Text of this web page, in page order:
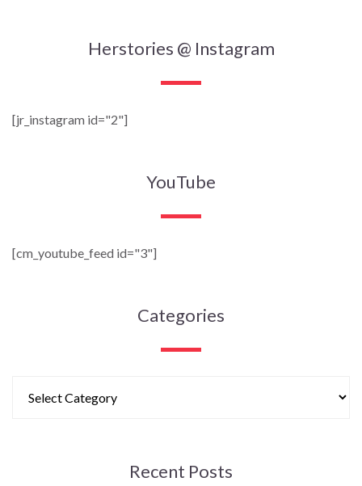
Herstories @ Instagram
[jr_instagram id="2"]
YouTube
[cm_youtube_feed id="3"]
Categories
Recent Posts